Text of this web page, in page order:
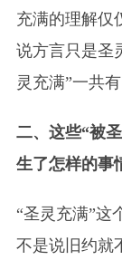
充满的理解仅
说方言只是圣
灵充满”一共
二、这些“被
生了怎样的事
“圣灵充满”这
不是说旧约就